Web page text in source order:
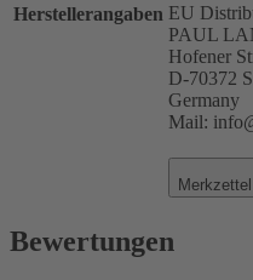
Herstellerangaben EU
PAUL
Hofener
D-70372
Germany
Mail:
Merkzettel
Bewertungen